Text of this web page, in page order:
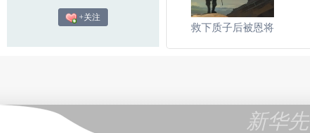
+关注
救下质子后被恩将
新华